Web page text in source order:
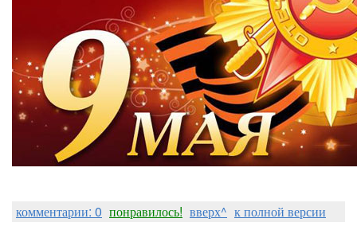
комментарии: 0 понравилось! вверх^ к полной версии